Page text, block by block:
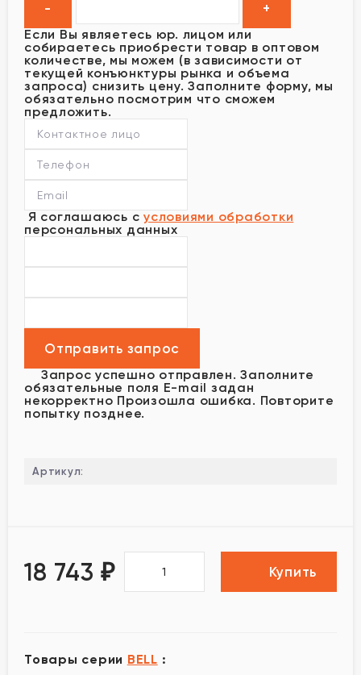
Если Вы являетесь юр. лицом или
собираетесь приобрести товар в оптовом
количестве, мы можем (в зависимости от
текущей конъюнктуры рынка и объема
запроса) снизить цену. Заполните форму, мы
обязательно посмотрим что сможем
предложить.
Я соглашаюсь с условиями обработки
персональных данных
Запрос успешно отправлен. Заполните
обязательные поля E-mail задан
некорректно Произошла ошибка. Повторите
попытку позднее.
Артикул:
18 743₽ Купить
Товары серии BELL :